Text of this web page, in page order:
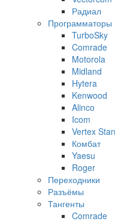
Радиал
Программаторы
TurboSky
Comrade
Motorola
Midland
Hytera
Kenwood
Alinco
Icom
Vertex
Комбат
Yaesu
Roger
Переходники
Разъёмы
Тангенты
Comrade